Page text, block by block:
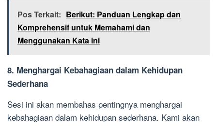
Pos Terkait: Berikut: Panduan Lengkap dan
Komprehensif untuk Memahami dan
Menggunakan Kata ini
8. Menghargai Kebahagiaan dalam Kehidupan
Sederhana
Sesi ini akan membahas pentingnya menghargai
kebahagiaan dalam kehidupan sederhana. Kami akan